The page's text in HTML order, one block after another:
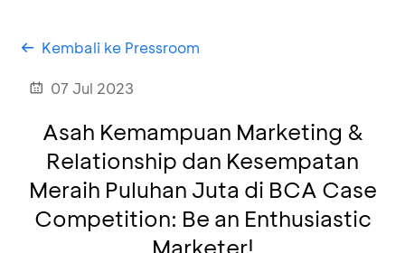
Kembali ke Pressroom
07 Jul 2023
Asah Kemampuan Marketing &
Relationship dan Kesempatan
Meraih Puluhan Juta di BCA Case
Competition: Be an Enthusiastic
Marketer!